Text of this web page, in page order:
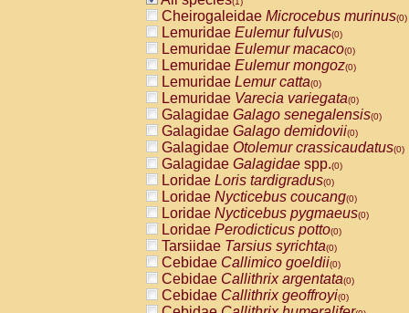
CebidaeSaimiri boliviensis(0)
CebidaeSaimiri sciureus(0)
AtelidaeAlouatta caraya(0)
AtelidaeAlouatta fusca(0)
AtelidaeAlouatta seniculus
AtelidaeAlouattaspp.(0)
AtelidaeAteles belzebuth(0)
AtelidaeAteles geoffroyi(0)
AtelidaeAteles paniscus(0)
AtelidaeAtelesspp.(0)
Atelidae Lagothrix lagothricha
AtelidaeLagothrix lagothricha cana
PitheciidaeCacajao calvus
PitheciidaeCallicebus cupreus
PitheciidaeCallicebus donacophilus
PitheciidaeCallicebus moloch
PitheciidaeCallicebus torquatus
PitheciidaeCallicebusspp.(0)
PitheciidaeChiropotes satanas
Cheirogaleidae Microcebus murinus(0)
Lemuridae Eulemur fulvus(0)
Lemuridae Eulemur macaco(0)
Lemuridae Eulemur mongoz(0)
Lemuridae Lemur catta(0)
Lemuridae Varecia variegata(0)
Galagidae Galago senegalensis(0)
Galagidae Galago demidovii(0)
Galagidae Otolemur crassicaudatus(0)
Galagidae Galagidae spp.(0)
Loridae Loris tardigradus(0)
Loridae Nycticebus coucang(0)
Loridae Nycticebus pygmaeus(0)
Loridae Perodicticus potto(0)
Tarsiidae Tarsius syrichta(0)
Cebidae Callimico goeldii(0)
Cebidae Callithrix argentata(0)
Cebidae Callithrix geoffroyi(0)